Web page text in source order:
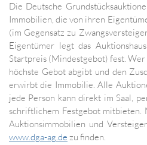
Die Deutsche
Immobilien, die von ihren
(im Gegensatz zu
Eigentümer legt das
Startpreis (Mindestgebot) fest.
höchste Gebot abgibt und den
erwirbt die Immobilie. Alle
jede Person kann direkt im Saal,
schriftlichem Festgebot mitbieten.
Auktionsimmobilien und
www.dga-ag.de zu finden.